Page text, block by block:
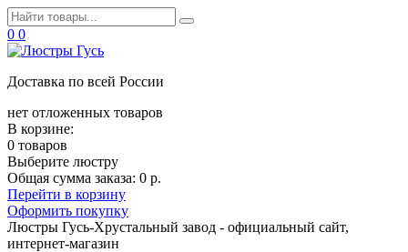
0 0
Доставка по всей России
нет отложенных товаров
В корзине:
0 товаров
Выберите люстру
Общая сумма заказа: 0 р.
Перейти в корзину
Оформить покупку
Люстры Гусь-Хрустальный завод - официальный сайт,
интернет-магазин